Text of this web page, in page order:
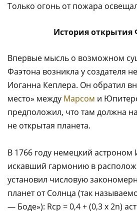
Только огонь от пожара
История открытия
Впервые мысль о возможном
Фаэтона возникла у создателя
Иоганна Кеплера. Он обратил
место» между Марсом и
предположил, что там должна
не открытая планета.
В 1766 году немецкий астроном
искавший гармонию в
установил числовую
планет от Солнца (так
— Боде»): Rср = 0,4 + (0,3 х 2n)